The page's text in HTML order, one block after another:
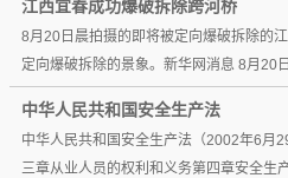
江西宜春成功爆破拆除跨河桥
8月20日晨拍摄的即将被定向爆破拆除的
定向爆破拆除的景象。新华网消息 8月20
中华人民共和国安全生产法
中华人民共和国安全生产法（2002年6月
三章从业人员的权利和义务第四章安全生